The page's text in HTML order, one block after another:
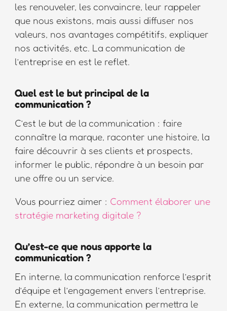
les renouveler, les convaincre, leur rappeler
que nous existons, mais aussi diffuser nos
valeurs, nos avantages compétitifs, expliquer
nos activités, etc. La communication de
l’entreprise en est le reflet.
Quel est le but principal de la
communication ?
C’est le but de la communication : faire
connaître la marque, raconter une histoire, la
faire découvrir à ses clients et prospects,
informer le public, répondre à un besoin par
une offre ou un service.
Vous pourriez aimer : Comment élaborer une
stratégie marketing digitale ?
Qu’est-ce que nous apporte la
communication ?
En interne, la communication renforce l’esprit
d’équipe et l’engagement envers l’entreprise.
En externe, la communication permettra le